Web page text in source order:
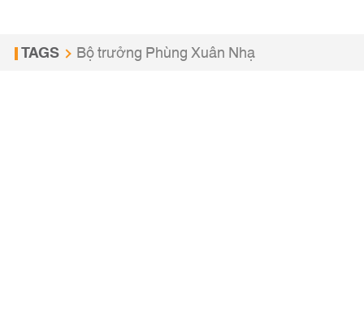
TAGS Bộ trưởng Phùng Xuân Nhạ